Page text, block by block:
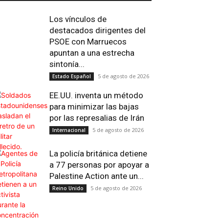
Los vínculos de
destacados dirigentes del
PSOE con Marruecos
apuntan a una estrecha
sintonía...
Estado Español 5 de agosto de 2026
EE.UU. inventa un método
para minimizar las bajas
por las represalias de Irán
Internacional 5 de agosto de 2026
La policía británica detiene
a 77 personas por apoyar a
Palestine Action ante un...
Reino Unido 5 de agosto de 2026